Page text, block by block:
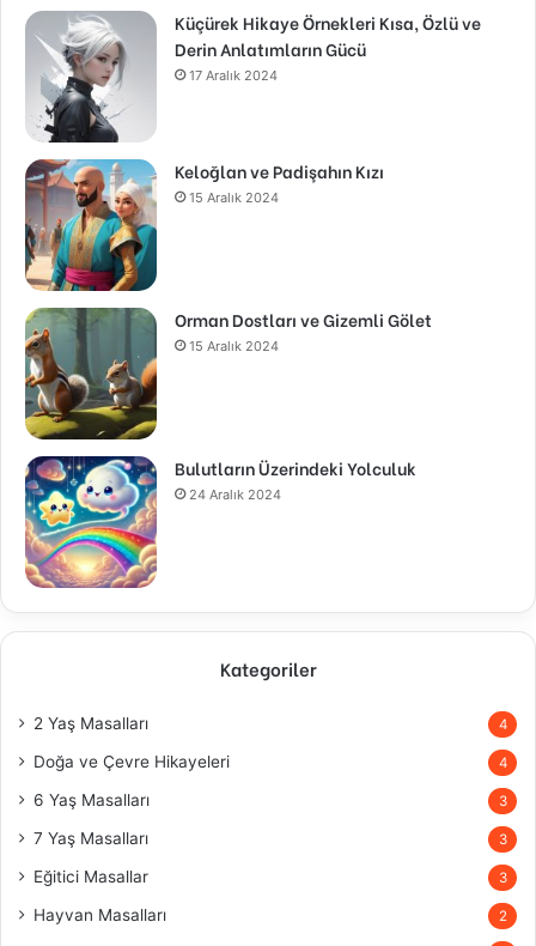
Küçürek Hikaye Örnekleri Kısa, Özlü ve
Derin Anlatımların Gücü
17 Aralık 2024
Keloğlan ve Padişahın Kızı
15 Aralık 2024
Orman Dostları ve Gizemli Gölet
15 Aralık 2024
Bulutların Üzerindeki Yolculuk
24 Aralık 2024
Kategoriler
2 Yaş Masalları 4
Doğa ve Çevre Hikayeleri 4
6 Yaş Masalları 3
7 Yaş Masalları 3
Eğitici Masallar 3
Hayvan Masalları 2